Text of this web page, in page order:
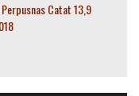
Catat 13,9